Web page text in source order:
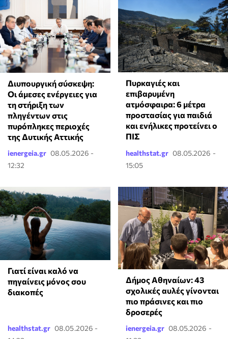
Διυπουργική σύσκεψη:
Οι άμεσες ενέργειες για
τη στήριξη των
πληγέντων στις
πυρόπληκες περιοχές
της Δυτικής Αττικής
ienergeia.gr 08.05.2026 -
12:32
Πυρκαγιές και
επιβαρυμένη
ατμόσφαιρα: 6 μέτρα
προστασίας για παιδιά
και ενήλικες προτείνει ο
ΠΙΣ
healthstat.gr 08.05.2026 -
15:05
Γιατί είναι καλό να
πηγαίνεις μόνος σου
διακοπές
healthstat.gr 08.05.2026 -
Δήμος Αθηναίων: 43
σχολικές αυλές γίνονται
πιο πράσινες και πιο
δροσερές
ienergeia.gr 08.05.2026 -